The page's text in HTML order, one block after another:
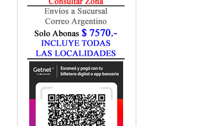
Gastroenterología
Geriatría
Ginecología / Obstetricia
Hematología
Histología
Homeopatía
Infectología
Inmunología
Instrumentación Quirurgica